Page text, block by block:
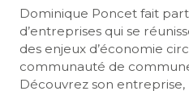
Dominique Poncet fait
d’entreprises qui se
des enjeux d’économie
communauté de
Découvrez son entreprise,